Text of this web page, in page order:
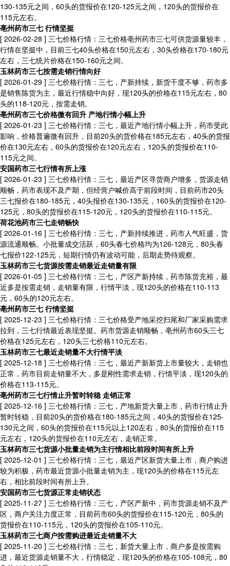
130-135元之间，60头的货报价在120-125元之间，120头的货报价在
115元左右。
亳州药市三七 行情坚挺
[ 2026-02-28 ] 三七价格行情：三七价格亳州药市三七可供货源量较丰，
行情在坚挺中，目前三七40头价格在150元左右，30头价格在170-180元
左右，三七统片价格在150-160元之间。
玉林药市三七按需走销行情向好
[ 2026-01-29 ] 三七价格行情：三七，产新持续，新货干度不够，药市多
是销售陈货为主，最近行情稳中向好，现120头的价格在115元左右，80
头的118-120元，按需走销。
亳州药市三七价格微有回升 产地行情小幅上升
[ 2026-01-23 ] 三七价格行情：三七，最近产地行情小幅上升，药市受此
影响，价格普遍微有回升，目前20头的货价格在185元左右，40头的货报
价在130元左右，60头的货报价在120元左右，120头的货报价在110-
115元之间。
安国药市三七行情有所上涨
[ 2026-01-23 ] 三七价格行情：三七，最近产区寻货商户增多，货源走销
顺畅，药市表现不及产期，但经营户喊价高于前段时间，目前药市20头
三七报价在180-185元，40头报价在130-135元，160头的货报价在120-
125元，80头的货报价在115-120元，120头的货报价在110-115元。
荷花池药市三七走销畅快
[ 2026-01-16 ] 三七价格行情：三七，产新持续推进，药市人气旺盛，货
源流通顺畅。小批量成交活跃，60头春七价格均为126-128元，80头春
七报价122-125元，短期行情仍有波动可能，后期走势待观察。
玉林药市三七货源按需走销最近走销量有限
[ 2026-01-05 ] 三七价格行情：三七，产区产新持续，药市陈货充裕，最
近多是按需走销，走销量有限，行情平淡，现120头的价格在110-113
元，60头的120元左右。
亳州药市三七 行情坚挺
[ 2025-12-23 ] 三七价格行情：三七价格受产地采挖扫尾和厂家采购需求
拉到，三七行情最近表现坚挺。药市货源走销顺畅，亳州药市60头三七
价格在125元左右，120头三七价格110元左右。
玉林药市三七最近走销量不大行情平淡
[ 2025-12-18 ] 三七价格行情：三七，最近产新新货上市量较大，走销也
正常，药市目前走销量不大，多是刚性需求走销，行情平淡，现120头的
价格在113-115元。
亳州药市三七行情止升暂时转稳 走销正常
[ 2025-12-16 ] 三七价格行情：三七，产地新货大量上市，药市行情止升
暂时转稳，目前20头的货价格在180-185元之间，40头的货报价在125-
130元之间，60头的货报价在115元以上120左右，80头的货报价在115
元左右，120头的货报价在110元左右，走销正常。
玉林药市三七货源小批量走销为主行情相比前段时间有所上升
[ 2025-12-01 ] 三七价格行情：三七，最近产区新货大量上市，商户购进
较为积极，药市最近货源小批量走销为主，现120头的价格在115元左
右，相比前段时间有所上升。
安国药市三七货源正常走销状态
[ 2025-11-27 ] 三七价格行情：三七，产区产新中，药市货源走销不及产
区，商户关注力度正常，目前药市60头的货报价在115-120元，80头的
货报价在110-115元，120头的货报价在105-110元。
玉林药市三七商户按需购进最近走销量不大
[ 2025-11-20 ] 三七价格行情：三七，新货大量上市，商户多是按需购
进，最近货源走销量不大，行情稳定，现120头的价格在105-108元，80